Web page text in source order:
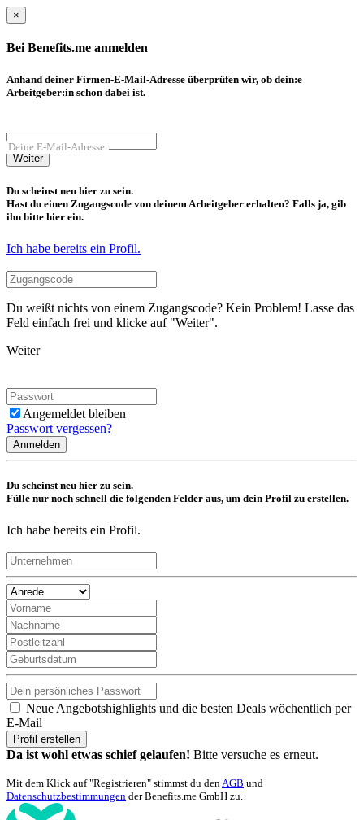
×
Bei Benefits.me anmelden
Anhand deiner Firmen-E-Mail-Adresse überprüfen wir, ob dein:e
Arbeitgeber:in schon dabei ist.
Deine E-Mail-Adresse
Weiter
Du scheinst neu hier zu sein.
Hast du einen Zugangscode von deinem Arbeitgeber erhalten? Falls ja, gib
ihn bitte hier ein.
Ich habe bereits ein Profil.
Du weißt nichts von einem Zugangscode? Kein Problem! Lasse das
Feld einfach frei und klicke auf "Weiter".
Weiter
Angemeldet bleiben
Passwort vergessen?
Anmelden
Du scheinst neu hier zu sein.
Fülle nur noch schnell die folgenden Felder aus, um dein Profil zu erstellen.
Ich habe bereits ein Profil.
Neue Angebotshighlights und die besten Deals wöchentlich per
E-Mail
Profil erstellen
Da ist wohl etwas schief gelaufen! Bitte versuche es erneut.
Mit dem Klick auf "Registrieren" stimmst du denAGB und
Datenschutzbestimmungen der Benefits.me GmbH zu.